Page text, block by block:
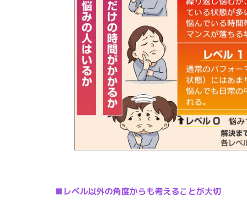
■レベル以外の角度からも考えることが大切